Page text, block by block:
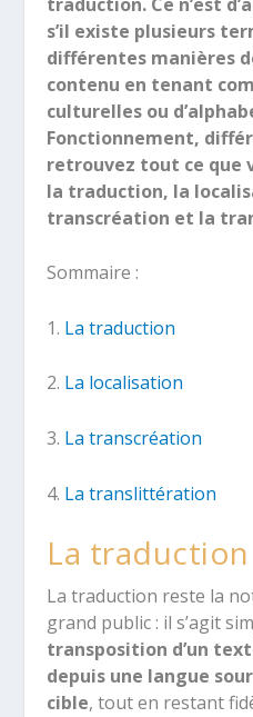
s’il existe plusieurs
différentes manières
contenu en tenant
culturelles ou
Fonctionnement,
retrouvez tout ce que
la traduction, la
transcréation et la
Sommaire :
1. La traduction
2. La localisation
3. La transcréation
4. La translittération
La traduction
La traduction reste la
grand public : il s’agit
transposition d’un
depuis une langue
cible, tout en restant